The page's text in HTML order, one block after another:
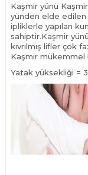
Kaşmir yünü
yünden elde
ipliklerle yapılan
sahiptir.Kaşmir yünü
kıvrılmış lifler çok
Kaşmir mükemmel
Yatak yüksekliği =